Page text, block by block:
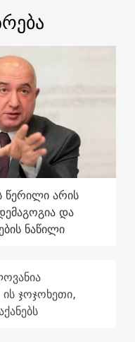
წერილი არის
და
ნაწილი
ჯოჯოხეთი,